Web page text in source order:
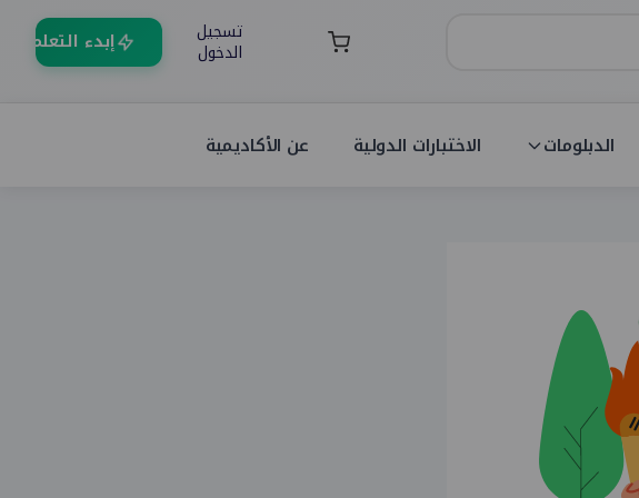
تسجيل
الدخول إبدء التعلم
الدبلومات الاختبارات الدولية عن الأكاديمية